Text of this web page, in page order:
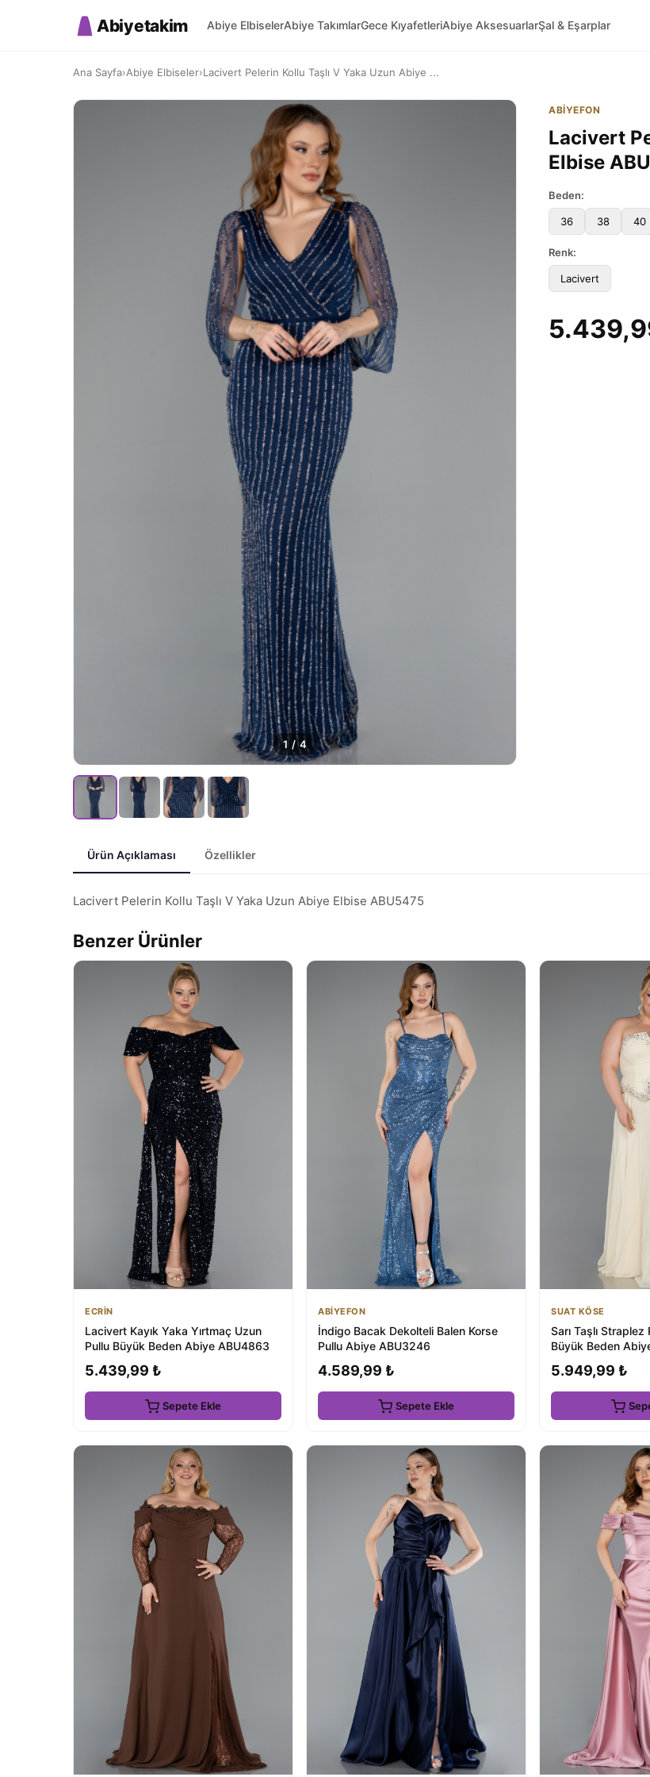
Abiyetakim Abiye ElbiselerAbiye TakımlarGece KıyafetleriAbiye AksesuarlarŞal & Eşarplar
Ana Sayfa›Abiye Elbiseler›Lacivert Pelerin Kollu Taşlı V Yaka Uzun Abiye ...
1/4
ABİYEFON
Lacivert
Elbise
Beden:
36 38 40
Renk:
Lacivert
Ürün Açıklaması Özellikler
Lacivert Pelerin Kollu Taşlı V Yaka Uzun Abiye Elbise ABU5475
Benzer Ürünler
ECRİN
Lacivert Kayık Yaka Yırtmaç Uzun
Pullu Büyük Beden Abiye ABU4863
5.439,99 ₺
Sepete Ekle
ABİYEFON
İndigo Bacak Dekolteli Balen Korse
Pullu Abiye ABU3246
4.589,99 ₺
Sepete Ekle
SUAT KÖSE
Sarı Taşlı
Büyük Beden
5.949,99 ₺